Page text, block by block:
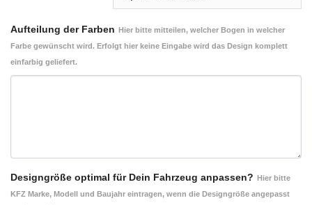
Aufteilung der Farben Hier bitte mitteilen, welcher Bogen in welcher
Farbe gewünscht wird. Erfolgt hier keine Eingabe wird das Design komplett
einfarbig geliefert.
Designgröße optimal für Dein Fahrzeug anpassen? Hier bitte
KFZ Marke, Modell und Baujahr eintragen, wenn die Designgröße angepasst